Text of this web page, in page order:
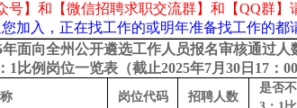
】和【微信招聘求职交流群】和【QQ群】
您加入，正在找工作的或明年准备找工作的
年面向全州公开遴选工作人员报名审核通过人
1比例岗位一览表（截止2025年7月30日17：00
岗位代码 招聘人数
是否